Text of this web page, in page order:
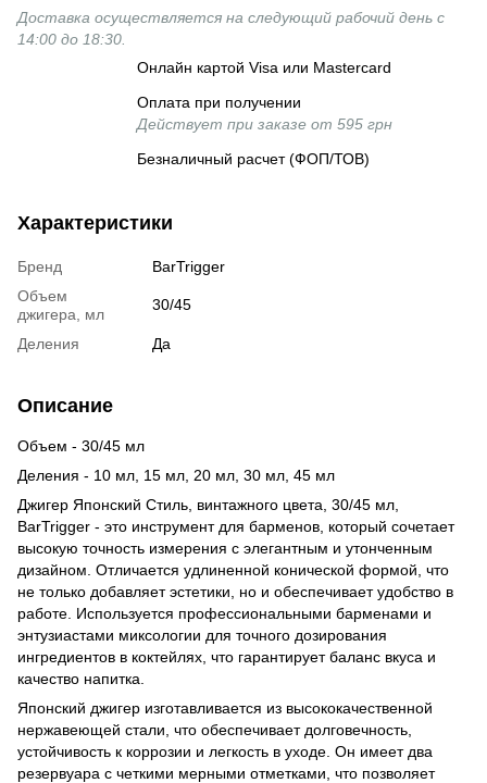
Доставка осуществляется на следующий рабочий день с
14:00 до 18:30.
Онлайн картой Visa или Mastercard
Оплата при получении
Действует при заказе от 595 грн
Безналичный расчет (ФОП/ТОВ)
Характеристики
Бренд
BarTrigger
Объем
джигера, мл
30/45
Деления Да
Описание
Объем - 30/45 мл
Деления - 10 мл, 15 мл, 20 мл, 30 мл, 45 мл
Джигер Японский Стиль, винтажного цвета, 30/45 мл,
BarTrigger - это инструмент для барменов, который сочетает
высокую точность измерения с элегантным и утонченным
дизайном. Отличается удлиненной конической формой, что
не только добавляет эстетики, но и обеспечивает удобство в
работе. Используется профессиональными барменами и
энтузиастами миксологии для точного дозирования
ингредиентов в коктейлях, что гарантирует баланс вкуса и
качество напитка.
Японский джигер изготавливается из высококачественной
нержавеющей стали, что обеспечивает долговечность,
устойчивость к коррозии и легкость в уходе. Он имеет два
резервуара с четкими мерными отметками, что позволяет